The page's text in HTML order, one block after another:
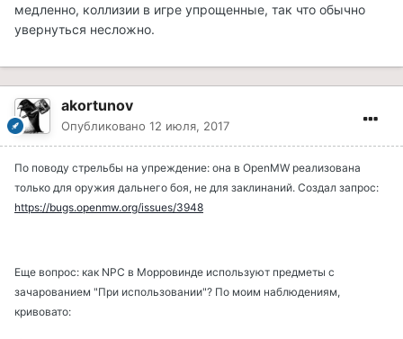
медленно, коллизии в игре упрощенные, так что обычно
увернуться несложно.
akortunov
Опубликовано 12 июля, 2017
По поводу стрельбы на упреждение: она в OpenMW реализована
только для оружия дальнего боя, не для заклинаний. Создал запрос:
https://bugs.openmw.org/issues/3948
Еще вопрос: как NPC в Морровинде используют предметы с
зачарованием "При использовании"? По моим наблюдениям,
кривовато: